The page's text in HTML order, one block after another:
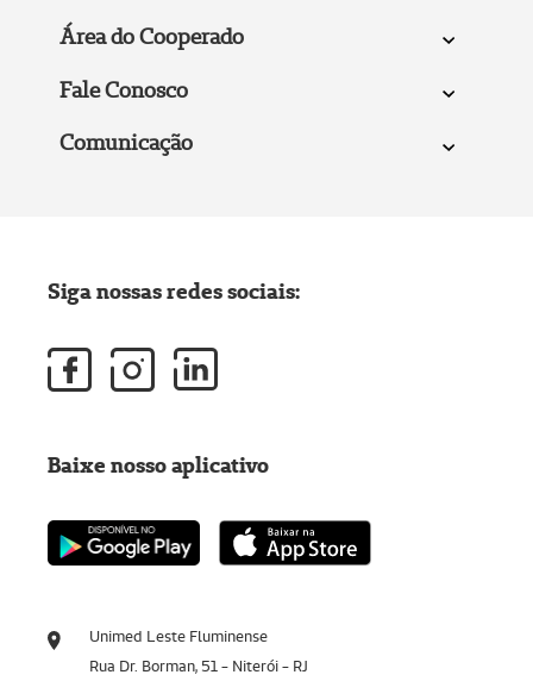
Área do Cooperado
Fale Conosco
Comunicação
Unimed Leste Fluminense
Rua Dr. Borman, 51 - Niterói - RJ
Siga nossas redes sociais:
Baixe nosso aplicativo